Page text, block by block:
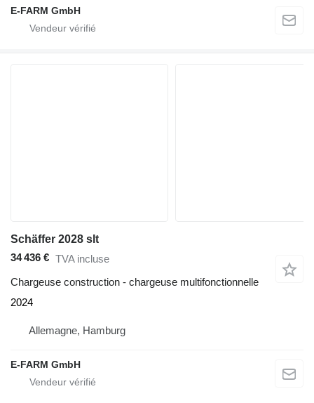
E-FARM GmbH
Schäffer 2028 slt
34 436 € TVA incluse
Chargeuse construction - chargeuse multifonctionnelle
2024
Allemagne, Hamburg
E-FARM GmbH